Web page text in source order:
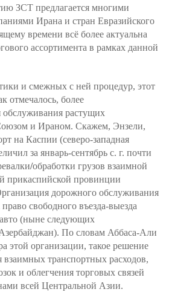
ЗСТ предлагается многими
Ирана и стран Евразийского
времени всё более актуальна
ассортимента в рамках данной
и смежных с ней процедур, этот
отмечалось, более
растущих
и Ираном. Скажем, Энзели,
на Каспии (северо-западная
за январь-сентябрь с. г. почти
/обработки грузов взаимной
прикаспийской провинции
дорожного обслуживания
свободного въезда-выезда
(ныне следующих
По словам Аббаса-Али
этой организации, такое решение
транспортных расходов,
и облегчения торговых связей
всей Центральной Азии.